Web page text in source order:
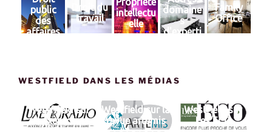
public
des
affaires
Droit du
travail
intellectu
elle
domaine
s
d'experti
Family
Office
WESTFIELD DANS LES MÉDIAS
Westfifeld sur
Luxeradio
Westfield sur la
revue artemis
Westfield sur
Les ECO